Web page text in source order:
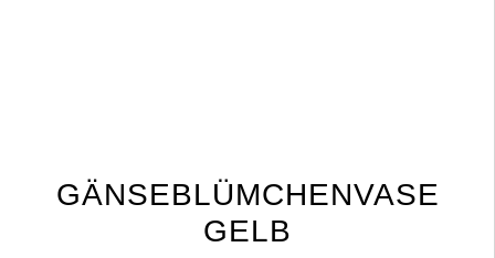
GÄNSEBLÜMCHENVASE
GELB